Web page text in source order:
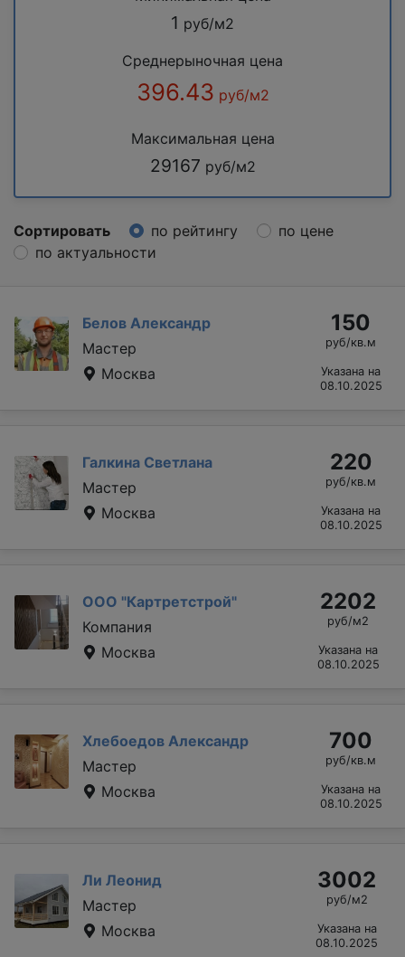
1 руб/м2
Среднерыночная цена
396.43 руб/м2
Максимальная цена
29167 руб/м2
Сортировать по рейтингу
по цене
по актуальности
Белов Александр
Мастер
Москва
150
руб/кв.м
Указана на
08.10.2025
Галкина Светлана
Мастер
Москва
220
руб/кв.м
Указана на
08.10.2025
ООО "Картретстрой"
Компания
Москва
2202
руб/м2
Указана на
08.10.2025
Хлебоедов Александр
Мастер
Москва
700
руб/кв.м
Указана на
08.10.2025
Ли Леонид
Мастер
Москва
3002
руб/м2
Указана на
08.10.2025